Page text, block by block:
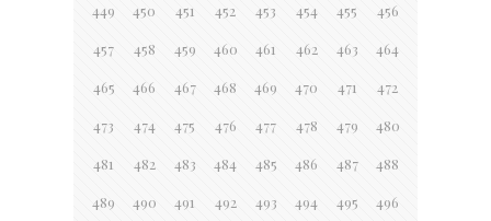
449 450 451 452 453 454 455 456
457 458 459 460 461 462 463 464
465 466 467 468 469 470 471 472
473 474 475 476 477 478 479 480
481 482 483 484 485 486 487 488
489 490 491 492 493 494 495 496